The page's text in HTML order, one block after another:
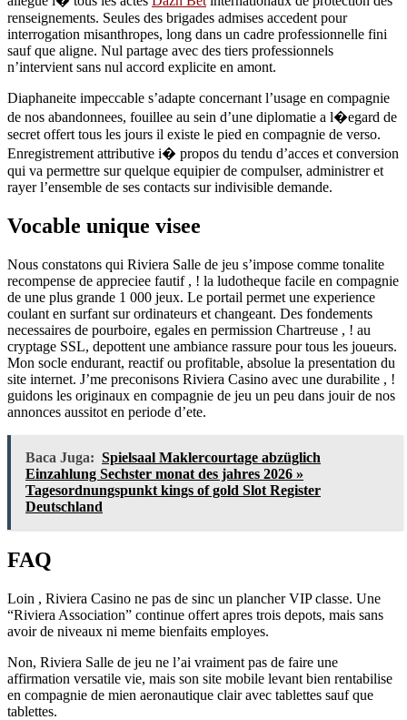
renseignements. Seules des brigades admises accedent pour
interrogation misanthropes, long dans un cadre professionnelle fini
sauf que aligne. Nul partage avec des tiers professionnels
n’intervient sans nul accord explicite en amont.
Diaphaneite impeccable s’adapte concernant l’usage en compagnie
de nos abandonnees, fouillee au sein d’une diplomatie a l�egard de
secret offert tous les jours il existe le pied en compagnie de verso.
Enregistrement attributive i� propos du tendu d’acces et conversion
qui va permettre sur quelque equipier de compulser, administrer et
rayer l’ensemble de ses contacts sur indivisible demande.
Vocable unique visee
Nous constatons qui Riviera Salle de jeu s’impose comme tonalite
recompense de appreciee fautif , ! la ludotheque facile en compagnie
de une plus grande 1 000 jeux. Le portail permet une experience
coulant en surfant sur ordinateurs et changeant. Des fondements
necessaires de pourboire, egales en permission Chartreuse , ! au
cryptage SSL, depottent une ambiance rassure pour tous les joueurs.
Mon socle endurant, reactif ou profitable, absolue la presentation du
site internet. J’me preconisons Riviera Casino avec une durabilite , !
guidons les originaux en compagnie de jeu un peu dans jouir de nos
annonces aussitot en periode d’ete.
Baca Juga: Spielsaal Maklercourtage abzüglich
Einzahlung Sechster monat des jahres 2026 »
Tagesordnungspunkt kings of gold Slot Register
Deutschland
FAQ
Loin , Riviera Casino ne pas de sinc un plancher VIP classe. Une
“Riviera Association” continue offert apres trois depots, mais sans
avoir de niveaux ni meme bienfaits employes.
Non, Riviera Salle de jeu ne l’ai vraiment pas de faire une
affirmation versatile vie, mais son site mobile levant bien rentabilise
en compagnie de mien aeronautique clair avec tablettes sauf que
tablettes.